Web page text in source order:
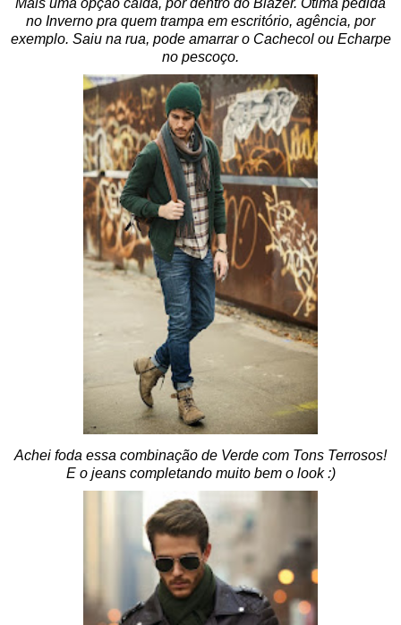
no Inverno pra quem trampa em escritório, agência, por
exemplo. Saiu na rua, pode amarrar o Cachecol ou Echarpe
no pescoço.
Achei foda essa combinação de Verde com Tons Terrosos!
E o jeans completando muito bem o look :)